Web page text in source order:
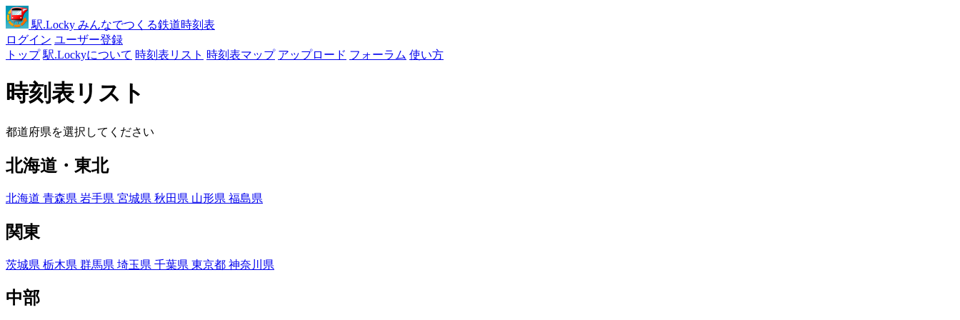
駅.Locky みんなでつくる鉄道時刻表
ログイン ユーザー登録
トップ 駅.Lockyについて 時刻表リスト 時刻表マップ アップロード フォーラム 使い方
時刻表リスト
都道府県を選択してください
北海道・東北
北海道 青森県 岩手県 宮城県 秋田県 山形県 福島県
関東
茨城県 栃木県 群馬県 埼玉県 千葉県 東京都 神奈川県
中部